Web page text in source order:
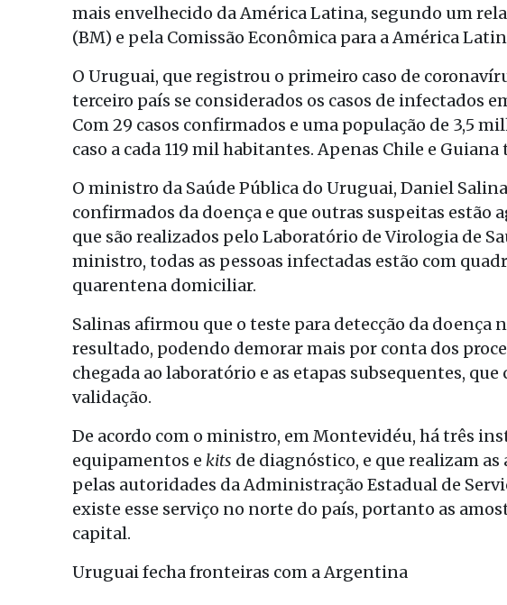
mais envelhecido da América Latina, segundo um
(BM) e pela Comissão Econômica para a América
O Uruguai, que registrou o primeiro caso de
terceiro país se considerados os casos de infectados
Com 29 casos confirmados e uma população de 3,5
caso a cada 119 mil habitantes. Apenas Chile e
O ministro da Saúde Pública do Uruguai, Daniel
confirmados da doença e que outras suspeitas estão
que são realizados pelo Laboratório de Virologia de
ministro, todas as pessoas infectadas estão com
quarentena domiciliar.
Salinas afirmou que o teste para detecção da doença
resultado, podendo demorar mais por conta dos
chegada ao laboratório e as etapas subsequentes,
validação.
De acordo com o ministro, em Montevidéu, há três
equipamentos e kits de diagnóstico, e que realizam
pelas autoridades da Administração Estadual de
existe esse serviço no norte do país, portanto as
capital.
Uruguai fecha fronteiras com a Argentina